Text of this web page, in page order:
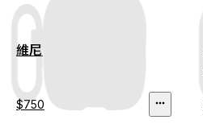
維尼
$750